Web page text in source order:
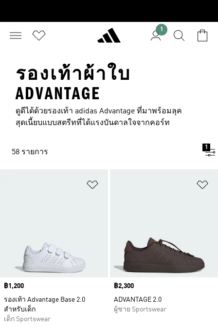
1
รองเท้าผ้าใบ
ADVANTAGE
ดูดีได้ด้วยรองเท้า adidas Advantage ที่มาพร้อมลุค
สุดเนี้ยบแบบสตรีทที่ได้แรงบันดาลใจจากคอร์ท
58 รายการ
1
Price
฿1,200
รองเท้า Advantage Base 2.0
สำหรับเด็ก
เด็ก Sportswear
Price
฿2,300
ADVANTAGE 2.0
ผู้ชาย Sportswear